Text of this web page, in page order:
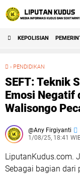
KEPOLISIAN
› PENDIDIKAN
SEFT: Teknik
Emosi Negatif
Walisongo
Any Firgiyanti
1/08/25, 18:41
LiputanKudus.com.
Sebagai bagian dari